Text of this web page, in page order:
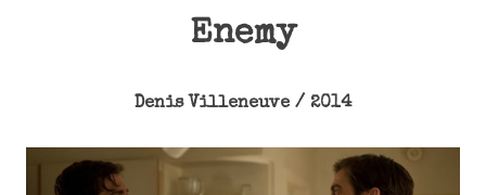
Enemy
Denis Villeneuve / 2014